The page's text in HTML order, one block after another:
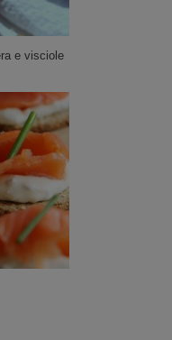
e visciole